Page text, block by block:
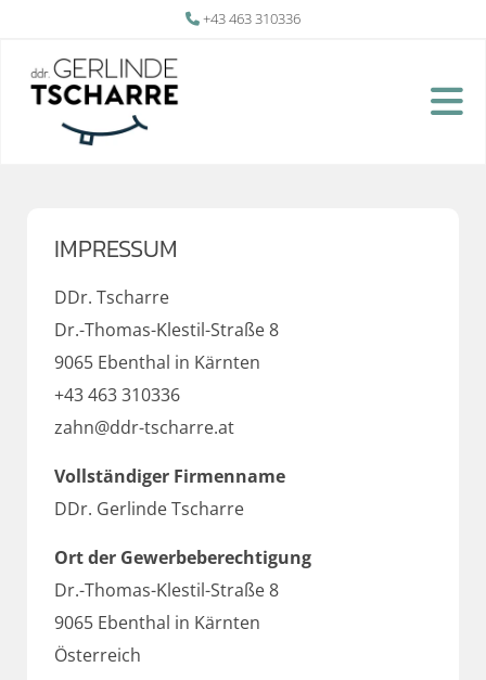
 +43 463 310336
IMPRESSUM
DDr. Tscharre
Dr.-Thomas-Klestil-Straße 8
9065 Ebenthal in Kärnten
+43 463 310336
zahn@ddr-tscharre.at
Vollständiger Firmenname
DDr. Gerlinde Tscharre
Ort der Gewerbeberechtigung
Dr.-Thomas-Klestil-Straße 8
9065 Ebenthal in Kärnten
Österreich